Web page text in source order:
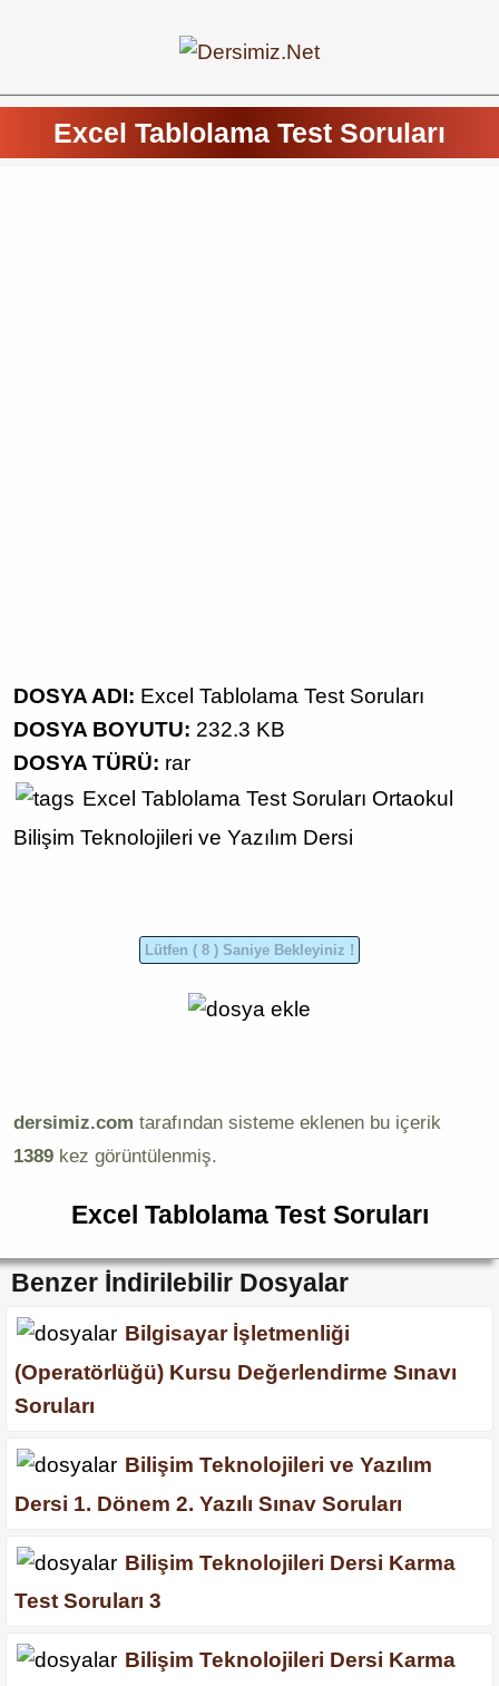
Excel Tablolama Test Soruları
DOSYA ADI: Excel Tablolama Test Soruları
DOSYA BOYUTU: 232.3 KB
DOSYA TÜRÜ: rar
Excel Tablolama Test Soruları Ortaokul
Bilişim Teknolojileri ve Yazılım Dersi
dersimiz.com tarafından sisteme eklenen bu içerik
1389 kez görüntülenmiş.
Excel Tablolama Test Soruları
Benzer İndirilebilir Dosyalar
Bilgisayar İşletmenliği
(Operatörlüğü) Kursu Değerlendirme Sınavı
Soruları
Bilişim Teknolojileri ve Yazılım
Dersi 1. Dönem 2. Yazılı Sınav Soruları
Bilişim Teknolojileri Dersi Karma
Test Soruları 3
Bilişim Teknolojileri Dersi Karma